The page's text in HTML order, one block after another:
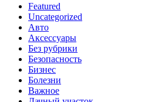
Featured
Uncategorized
Авто
Аксессуары
Без рубрики
Безопасность
Бизнес
Болезни
Важное